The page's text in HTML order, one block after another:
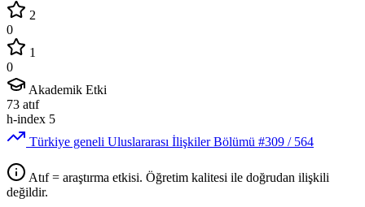
2
0
1
0
Akademik Etki
73 atıf
h-index 5
Türkiye geneli Uluslararası İlişkiler Bölümü #309 / 564
Atıf = araştırma etkisi. Öğretim kalitesi ile doğrudan ilişkili
değildir.